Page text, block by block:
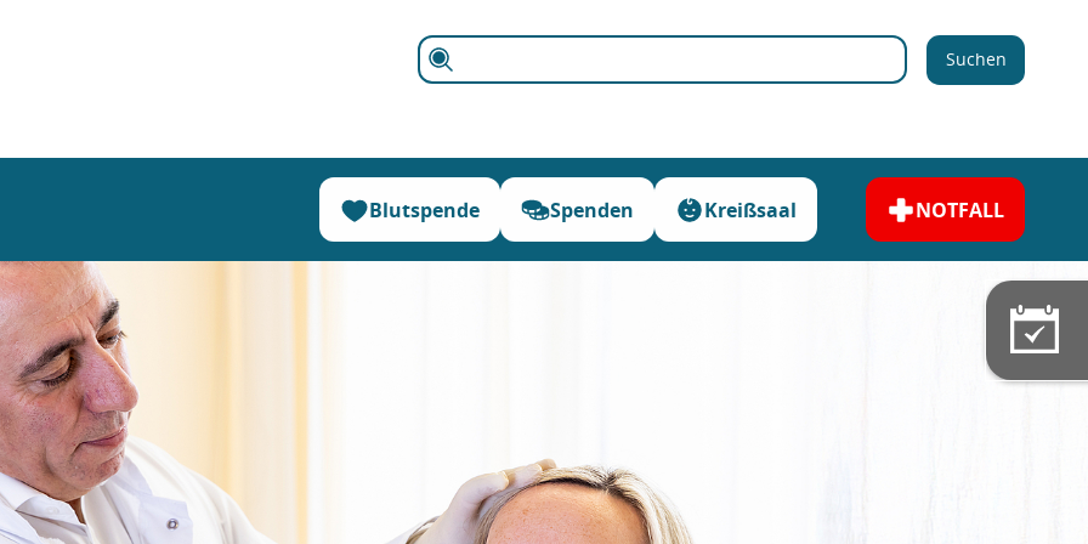
Suchen Suchen
Blutspende Spenden Kreißsaal NOTFALL